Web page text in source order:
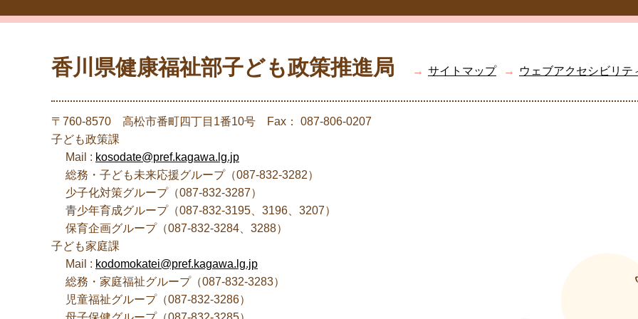
香川県健康福祉部子ども政策推進局 → サイトマップ → ウェブアクセシビリテ
〒760-8570 高松市番町四丁目1番10号 Fax： 087-806-0207
子ども政策課
Mail : kosodate@pref.kagawa.lg.jp
総務・子ども未来応援グループ（087-832-3282）
少子化対策グループ（087-832-3287）
青少年育成グループ（087-832-3195、3196、3207）
保育企画グループ（087-832-3284、3288）
子ども家庭課
Mail : kodomokatei@pref.kagawa.lg.jp
総務・家庭福祉グループ（087-832-3283）
児童福祉グループ（087-832-3286）